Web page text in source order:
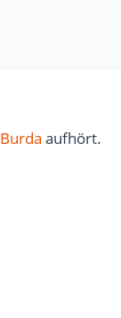
Burda aufhört.